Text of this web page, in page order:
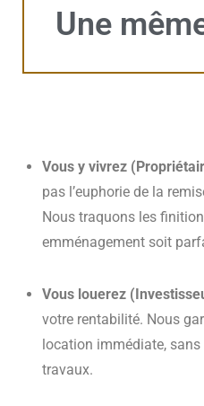
Une
Vous y vivrez
pas l’euphorie de la
Nous traquons les
emménagement soit
Vous louerez
votre rentabilité. Nous
location immédiate,
travaux.